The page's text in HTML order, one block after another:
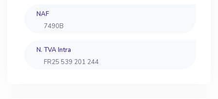
NAF
7490B
N. TVA Intra
FR25 539 201 244